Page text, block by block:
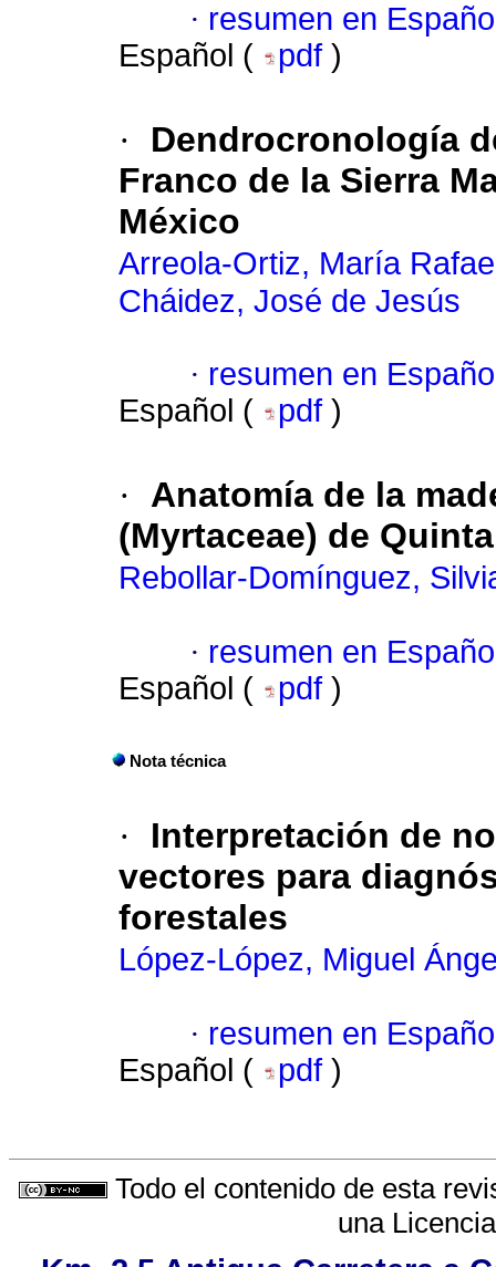
· resumen en
Español (
pdf )
·
Dendrocronología
Franco de la Sierra
México
Arreola-Ortiz, María
Cháidez, José de Jesús
· resumen en
Español (
pdf )
·
Anatomía de la
(Myrtaceae) de
Rebollar-Domínguez,
· resumen en
Español (
pdf )
Nota técnica
·
Interpretación de
vectores para
forestales
López-López, Miguel
· resumen en
Español (
pdf )
Todo el contenido de esta
una